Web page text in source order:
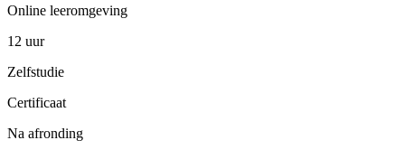
Online leeromgeving
12 uur
Zelfstudie
Certificaat
Na afronding